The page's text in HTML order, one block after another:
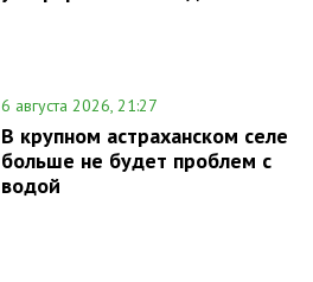
6 августа 2026, 21:27
В крупном астраханском селе
больше не будет проблем с
водой